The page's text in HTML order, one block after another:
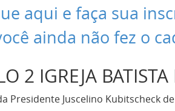
aqui e faça sua
ainda não fez o
2 IGREJA
Presidente Juscelino Kubitscheck